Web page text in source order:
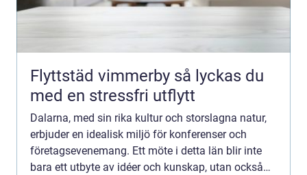
Flyttstäd vimmerby så lyckas du
med en stressfri utflytt
Dalarna, med sin rika kultur och storslagna natur,
erbjuder en idealisk miljö för konferenser och
företagsevenemang. Ett möte i detta län blir inte
bara ett utbyte av idéer och kunskap, utan också